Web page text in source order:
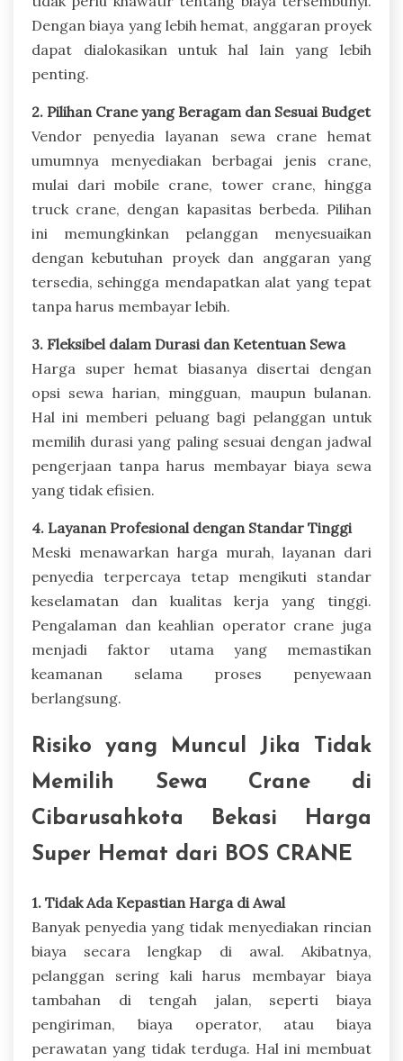
Dengan biaya yang lebih hemat, anggaran proyek
dapat dialokasikan untuk hal lain yang lebih
penting.
2. Pilihan Crane yang Beragam dan Sesuai Budget
Vendor penyedia layanan sewa crane hemat
umumnya menyediakan berbagai jenis crane,
mulai dari mobile crane, tower crane, hingga
truck crane, dengan kapasitas berbeda. Pilihan
ini memungkinkan pelanggan menyesuaikan
dengan kebutuhan proyek dan anggaran yang
tersedia, sehingga mendapatkan alat yang tepat
tanpa harus membayar lebih.
3. Fleksibel dalam Durasi dan Ketentuan Sewa
Harga super hemat biasanya disertai dengan
opsi sewa harian, mingguan, maupun bulanan.
Hal ini memberi peluang bagi pelanggan untuk
memilih durasi yang paling sesuai dengan jadwal
pengerjaan tanpa harus membayar biaya sewa
yang tidak efisien.
4. Layanan Profesional dengan Standar Tinggi
Meski menawarkan harga murah, layanan dari
penyedia terpercaya tetap mengikuti standar
keselamatan dan kualitas kerja yang tinggi.
Pengalaman dan keahlian operator crane juga
menjadi faktor utama yang memastikan
keamanan selama proses penyewaan
berlangsung.
Risiko yang Muncul Jika Tidak
Memilih Sewa Crane di
Cibarusahkota Bekasi Harga
Super Hemat dari BOS CRANE
1. Tidak Ada Kepastian Harga di Awal
Banyak penyedia yang tidak menyediakan rincian
biaya secara lengkap di awal. Akibatnya,
pelanggan sering kali harus membayar biaya
tambahan di tengah jalan, seperti biaya
pengiriman, biaya operator, atau biaya
perawatan yang tidak terduga. Hal ini membuat